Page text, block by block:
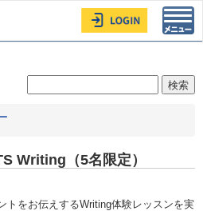
Writing（5名限定）
トをお伝えするWriting体験レッスンを実